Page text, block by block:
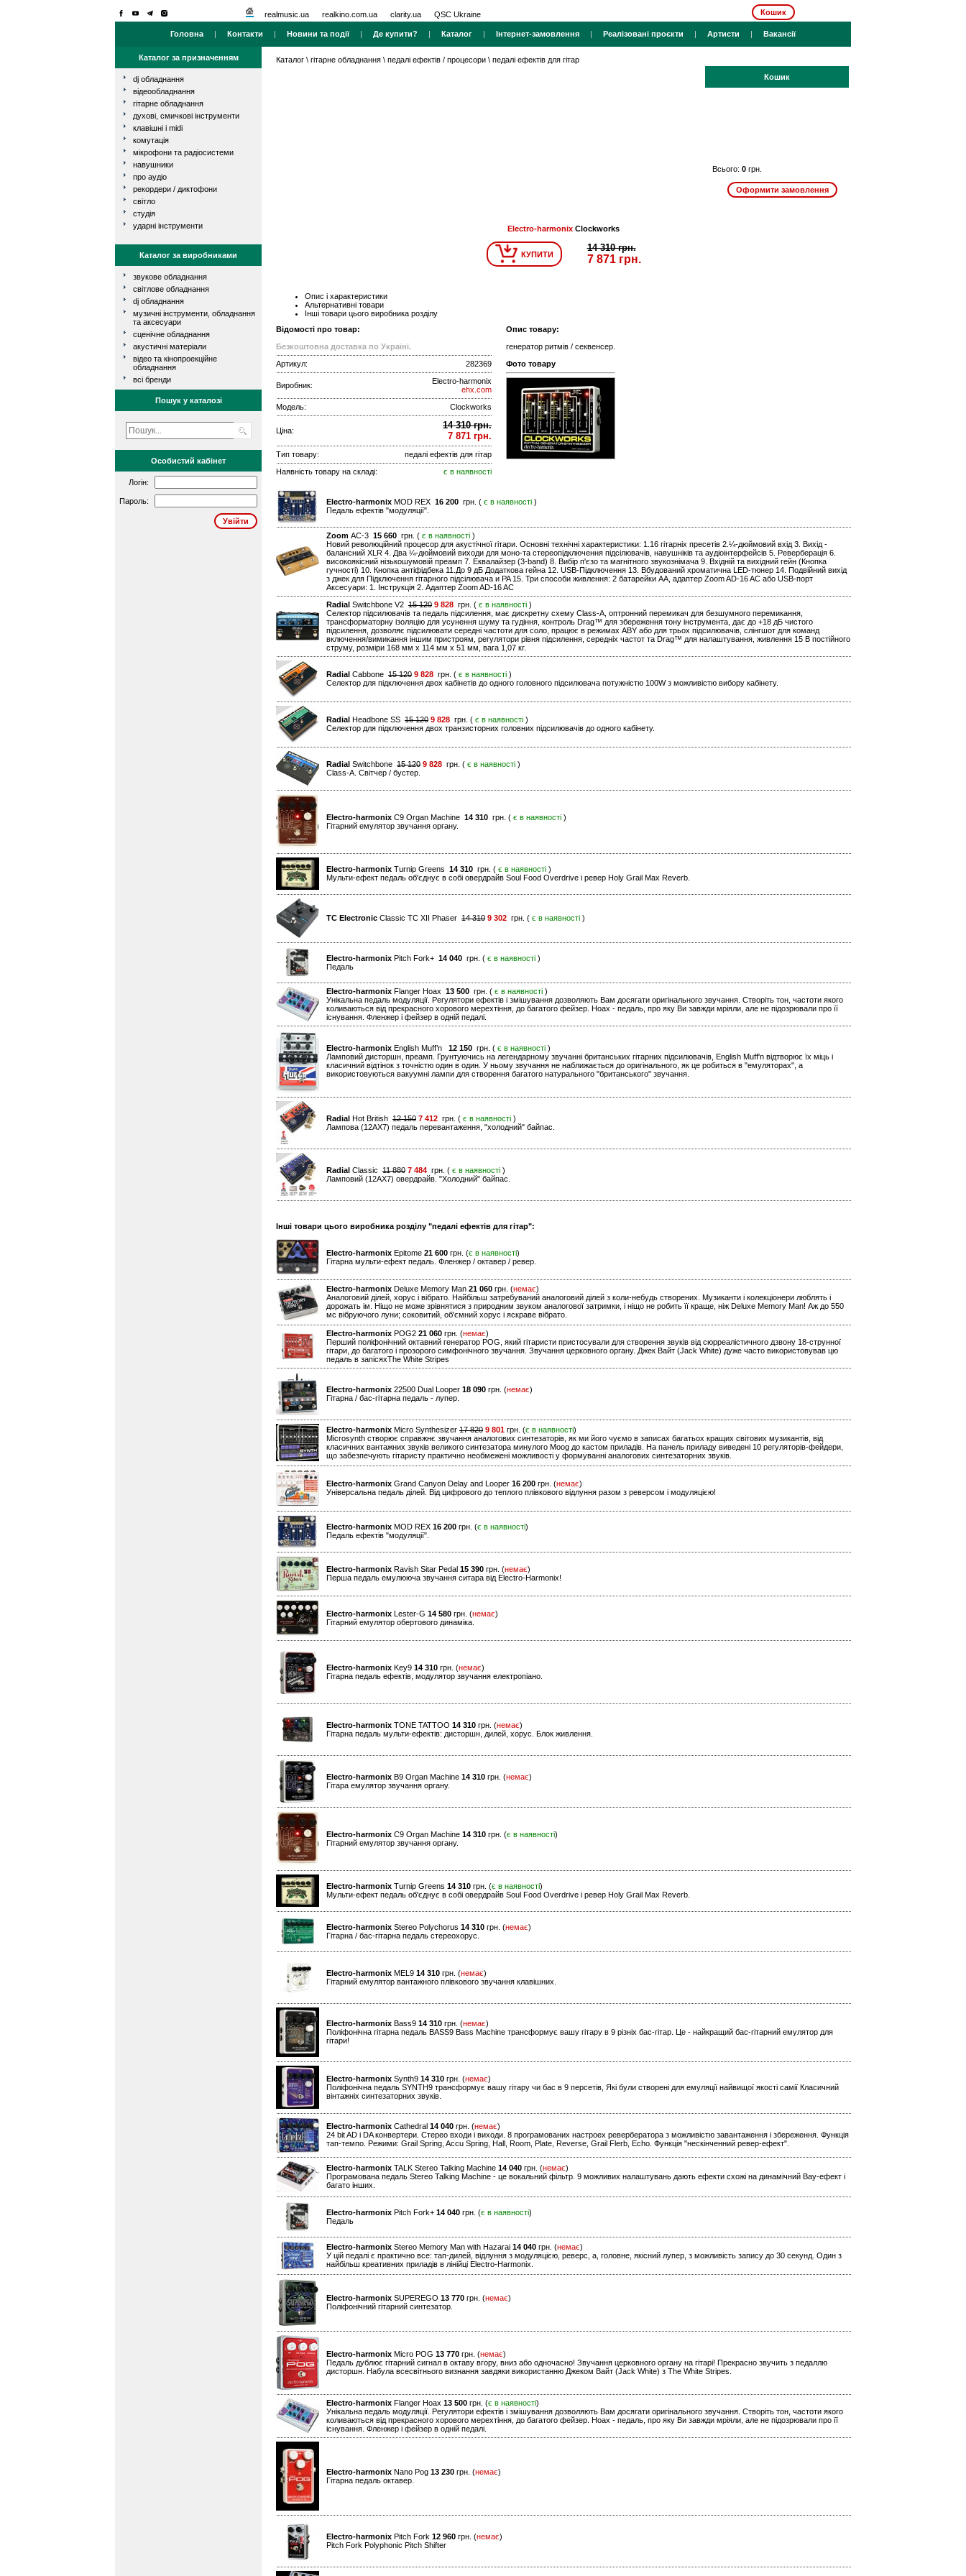
realmusic.ua realkino.com.ua clarity.ua QSC Ukraine Кошик
Головна | Контакти | Новини та події| Де купити? | Каталог | Інтернет-замовлення | Реалізовані проєкти | Артисти | Вакансії
Каталог за призначенням
dj обладнання
відеообладнання
гітарне обладнання
духові, смичкові інструменти
клавішні і midi
комутація
мікрофони та радіосистеми
навушники
про аудіо
рекордери / диктофони
світло
студія
ударні інструменти
Каталог за виробниками
звукове обладнання
світлове обладнання
dj обладнання
музичні інструменти, обладнання
та аксесуари
сценічне обладнання
акустичні матеріали
відео та кінопроекційне
обладнання
всі бренди
Пошук у каталозі
Особистий кабінет
Логін:
Пароль:
Каталог \ гітарне обладнання \ педалі ефектів / процесори \ педалі ефектів для гітар
Кошик
Всього: 0 грн.
Electro-harmonix Clockworks
КУПИТИ
14 310 грн.
7 871 грн.
Опис і характеристики
Альтернативні товари
Інші товари цього виробника розділу
Відомості про товар:
Безкоштовна доставка по Україні.
Артикул:
282369
Виробник:
Electro-harmonix
ehx.com
Модель:
Clockworks
Ціна:
14 310 грн.
7 871 грн.
Тип товару:
педалі ефектів для гітар
Наявність товару на складі:
є в наявності
Опис товару:
генератор ритмів / секвенсер.
Фото товару
Electro-harmonix MOD REX 16 200 грн. ( є в наявності )
Педаль ефектів "модуляції".
Zoom AC-3 15 660 грн. ( є в наявності )
Новий революційний процесор для акустічної гітари. Основні технічні характеристики: 1.16 гітарніх пресетів 2.¼-дюймовий вхід 3. Вихід -
балансний XLR 4. Два ¼-дюймовий виходи для моно-та стереопідключення підсілювачів, навушніків та аудіоінтерфейсів 5. Реверберація 6.
високоякісний нізькошумовій преамп 7. Еквалайзер (3-band) 8. Вибір п'єзо та магнітного звукознімача 9. Вхідній та вихідний гейн (Кнопка
гучності) 10. Кнопка антіфідбека 11.До 9 дБ Додаткова гейна 12. USB-Підключення 13. Вбудований хроматична LED-тюнер 14. Подвійний вихід
з джек для Підключення гітарного підсілювача и PA 15. Три способи живлення: 2 батарейки АА, адаптер Zoom AD-16 AC або USB-порт
Аксесуари: 1. Інструкція 2. Адаптер Zoom AD-16 AC
Radial Switchbone V2 15 120 9 828 грн. ( є в наявності )
Селектор підсилювачів та педаль підсилення, має дискретну схему Class-A, оптронний перемикач для безшумного перемикання,
трансформаторну ізоляцію для усунення шуму та гудіння, контроль Drag™ для збереження тону інструмента, дає до +18 дБ чистого
підсилення, дозволяє підсилювати середні частоти для соло, працює в режимах ABY або для трьох підсилювачів, слінгшот для команд
включення/вимикання іншим пристроям, регулятори рівня підсилення, середніх частот та Drag™ для налаштування, живлення 15 В постійного
струму, розміри 168 мм x 114 мм x 51 мм, вага 1,07 кг.
Radial Cabbone 15 120 9 828 грн. ( є в наявності )
Селектор для підключення двох кабінетів до одного головного підсилювача потужністю 100W з можливістю вибору кабінету.
Radial Headbone SS 15 120 9 828 грн. ( є в наявності )
Селектор для підключення двох транзисторних головних підсилювачів до одного кабінету.
Radial Switchbone 15 120 9 828 грн. ( є в наявності )
Class-A. Світчер / бустер.
Electro-harmonix C9 Organ Machine 14 310 грн. ( є в наявності )
Гітарний емулятор звучання органу.
Electro-harmonix Turnip Greens 14 310 грн. ( є в наявності )
Мульти-ефект педаль об'єднує в собі овердрайв Soul Food Overdrive і ревер Holy Grail Max Reverb.
TC Electronic Classic TC XII Phaser 14 310 9 302 грн. ( є в наявності )
Electro-harmonix Pitch Fork+ 14 040 грн. ( є в наявності )
Педаль
Electro-harmonix Flanger Hoax 13 500 грн. ( є в наявності )
Унікальна педаль модуляції. Регулятори ефектів і змішування дозволяють Вам досягати оригінального звучання. Створіть тон, частоти якого
коливаються від прекрасного хорового мерехтіння, до багатого фейзер. Hoax - педаль, про яку Ви завжди мріяли, але не підозрювали про її
існування. Фленжер і фейзер в одній педалі.
Electro-harmonix English Muff’n 12 150 грн. ( є в наявності )
Ламповий дисторшн, преамп. Грунтуючись на легендарному звучанні британських гітарних підсилювачів, English Muff'n відтворює їх міць і
класичний відтінок з точністю один в один. У ньому звучання не наближається до оригінального, як це робиться в "емуляторах", а
використовуються вакуумні лампи для створення багатого натурального "британського" звучання.
Radial Hot British 12 150 7 412 грн. ( є в наявності )
Лампова (12AХ7) педаль перевантаження, "холодний" байпас.
Radial Classic 11 880 7 484 грн. ( є в наявності )
Ламповий (12AX7) овердрайв. "Холодний" байпас.
Інші товари цього виробника розділу "педалі ефектів для гітар":
Electro-harmonix Epitome 21 600 грн. (є в наявності)
Гітарна мульти-ефект педаль. Фленжер / октавер / ревер.
Electro-harmonix Deluxe Memory Man 21 060 грн. (немає)
Аналоговий ділей, хорус і вібрато. Найбільш затребуваний аналоговий ділей з коли-небудь створених. Музиканти і колекціонери люблять і
дорожать ім. Ніщо не може зрівнятися з природним звуком аналогової затримки, і ніщо не робить її краще, ніж Deluxe Memory Man! Аж до 550
мс вібруючого луни; соковитий, об'ємний хорус і яскраве вібрато.
Electro-harmonix POG2 21 060 грн. (немає)
Перший поліфонічний октавний генератор POG, який гітаристи пристосували для створення звуків від сюрреалістичного дзвону 18-струнної
гітари, до багатого і прозорого симфонічного звучання. Звучання церковного органу. Джек Вайт (Jack White) дуже часто використовував цю
педаль в запісяхThe White Stripes
Electro-harmonix 22500 Dual Looper 18 090 грн. (немає)
Гітарна / бас-гітарна педаль - лупер.
Electro-harmonix Micro Synthesizer 17 820 9 801 грн. (є в наявності)
Microsynth створює справжнє звучання аналогових синтезаторів, як ми його чуємо в записах багатьох кращих світових музикантів, від
класичних вантажних звуків великого синтезатора минулого Moog до кастом приладів. На панель приладу виведені 10 регуляторів-фейдери,
що забезпечують гітаристу практично необмежені можливості у формуванні аналогових синтезаторних звуків.
Electro-harmonix Grand Canyon Delay and Looper 16 200 грн. (немає)
Універсальна педаль ділей. Від цифрового до теплого плівкового відлуння разом з реверсом і модуляцією!
Electro-harmonix MOD REX 16 200 грн. (є в наявності)
Педаль ефектів "модуляції".
Electro-harmonix Ravish Sitar Pedal 15 390 грн. (немає)
Перша педаль емулююча звучання ситара від Electro-Harmonix!
Electro-harmonix Lester-G 14 580 грн. (немає)
Гітарний емулятор обертового динаміка.
Electro-harmonix Key9 14 310 грн. (немає)
Гітарна педаль ефектів, модулятор звучання електропіано.
Electro-harmonix TONE TATTOO 14 310 грн. (немає)
Гітарна педаль мульти-ефектів: дисторшн, дилей, хорус. Блок живлення.
Electro-harmonix B9 Organ Machine 14 310 грн. (немає)
Гітара емулятор звучання органу.
Electro-harmonix C9 Organ Machine 14 310 грн. (є в наявності)
Гітарний емулятор звучання органу.
Electro-harmonix Turnip Greens 14 310 грн. (є в наявності)
Мульти-ефект педаль об'єднує в собі овердрайв Soul Food Overdrive і ревер Holy Grail Max Reverb.
Electro-harmonix Stereo Polychorus 14 310 грн. (немає)
Гітарна / бас-гітарна педаль стереохорус.
Electro-harmonix MEL9 14 310 грн. (немає)
Гітарний емулятор вантажного плівкового звучання клавішних.
Electro-harmonix Bass9 14 310 грн. (немає)
Поліфонічна гітарна педаль BASS9 Bass Machine трансформує вашу гітару в 9 різніх бас-гітар. Це - найкращий бас-гітарний емулятор для
гітари!
Electro-harmonix Synth9 14 310 грн. (немає)
Поліфонічна педаль SYNTH9 трансформує вашу гітару чи бас в 9 персетів, Які були створені для емуляції найвищої якості самії Класичний
вінтажніх синтезаторних звуків.
Electro-harmonix Cathedral 14 040 грн. (немає)
24 bit AD і DA конвертери. Стерео входи і виходи. 8 програмованих настроех ревербератора з можливістю завантаження і збереження. Функція
тап-темпо. Режими: Grail Spring, Accu Spring, Hall, Room, Plate, Reverse, Grail Flerb, Echo. Функція "нескінченний ревер-ефект".
Electro-harmonix TALK Stereo Talking Machine 14 040 грн. (немає)
Програмована педаль Stereo Talking Machine - це вокальний фільтр. 9 можливих налаштувань дають ефекти схожі на динамічний Вау-ефект і
багато інших.
Electro-harmonix Pitch Fork+ 14 040 грн. (є в наявності)
Педаль
Electro-harmonix Stereo Memory Man with Hazarai 14 040 грн. (немає)
У цій педалі є практично все: тап-дилей, відлуння з модуляцією, реверс, а, головне, якісний лупер, з можливість запису до 30 секунд. Один з
найбільш креативних приладів в лінійці Electro-Harmonix.
Electro-harmonix SUPEREGO 13 770 грн. (немає)
Поліфонічний гітарний синтезатор.
Electro-harmonix Micro POG 13 770 грн. (немає)
Педаль дублює гітарний сигнал в октаву вгору, вниз або одночасно! Звучання церковного органу на гітарі! Прекрасно звучить з педаллю
дисторшн. Набула всесвітнього визнання завдяки використанню Джеком Вайт (Jack White) з The White Stripes.
Electro-harmonix Flanger Hoax 13 500 грн. (є в наявності)
Унікальна педаль модуляції. Регулятори ефектів і змішування дозволяють Вам досягати оригінального звучання. Створіть тон, частоти якого
коливаються від прекрасного хорового мерехтіння, до багатого фейзер. Hoax - педаль, про яку Ви завжди мріяли, але не підозрювали про її
існування. Фленжер і фейзер в одній педалі.
Electro-harmonix Nano Pog 13 230 грн. (немає)
Гітарна педаль октавер.
Electro-harmonix Pitch Fork 12 960 грн. (немає)
Pitch Fork Polyphonic Pitch Shifter